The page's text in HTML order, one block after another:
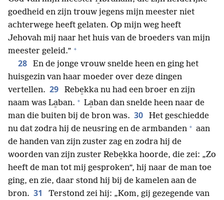
goedheid en zijn trouw jegens mijn meester niet
achterwege heeft gelaten. Op mijn weg heeft
Jehovah mij naar het huis van de broeders van mijn
meester geleid.” +
28
En de jonge vrouw snelde heen en ging het
huisgezin van haar moeder over deze dingen
vertellen. 29
Rebe̱kka nu had een broer en zijn
naam was La̱ban. + La̱ban dan snelde heen naar de
man die buiten bij de bron was. 30
Het geschiedde
nu dat zodra hij de neusring en de armbanden + aan
de handen van zijn zuster zag en zodra hij de
woorden van zijn zuster Rebe̱kka hoorde, die zei: „Zo
heeft de man tot mij gesproken”, hij naar de man toe
ging, en zie, daar stond hij bij de kamelen aan de
bron. 31
Terstond zei hij: „Kom, gij gezegende van